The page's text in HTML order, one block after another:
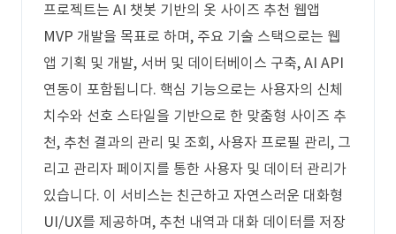
프로젝트는 AI 챗봇 기반의 옷 사이즈 추천 웹앱
MVP 개발을 목표로 하며, 주요 기술 스택으로는 웹
앱 기획 및 개발, 서버 및 데이터베이스 구축, AI API
연동이 포함됩니다. 핵심 기능으로는 사용자의 신체
치수와 선호 스타일을 기반으로 한 맞춤형 사이즈 추
천, 추천 결과의 관리 및 조회, 사용자 프로필 관리, 그
리고 관리자 페이지를 통한 사용자 및 데이터 관리가
있습니다. 이 서비스는 친근하고 자연스러운 대화형
UI/UX를 제공하며, 추천 내역과 대화 데이터를 저장